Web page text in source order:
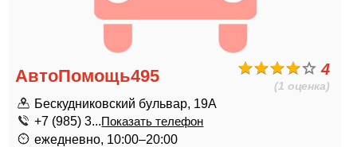
4
(1 оценка)
АвтоПомощь495
Бескудниковский бульвар, 19А
+7 (985) 3...Показать телефон
ежедневно, 10:00–20:00